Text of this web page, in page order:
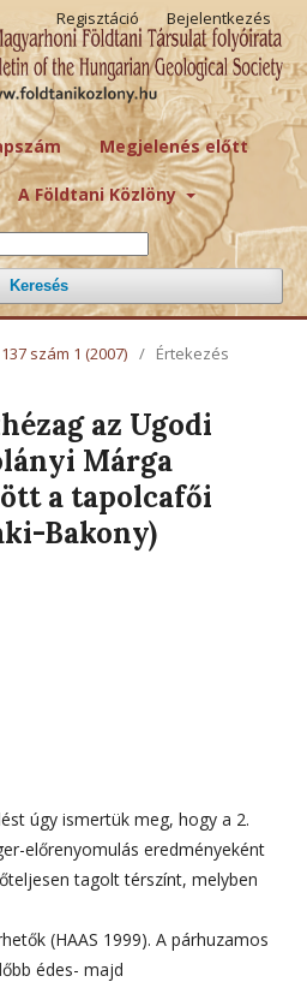
Megjelenés előtt
A Földtani Közlöny
Keresés
Regisztáció Bejelentkezés
szám 1 (2007) / Értekezés
az Ugodi
Márga
a tapolcafői
Bakony)
úgy ismertük meg, hogy a 2.
előrenyomulás eredményeként
tagolt térszínt, melyben
(HAAS 1999). A párhuzamos
édes- majd